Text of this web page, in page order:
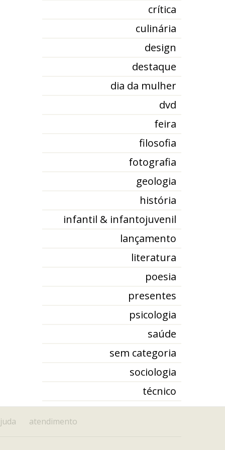
crítica
culinária
design
destaque
dia da mulher
dvd
feira
filosofia
fotografia
geologia
história
infantil & infantojuvenil
lançamento
literatura
poesia
presentes
psicologia
saúde
sem categoria
sociologia
técnico
atendimento